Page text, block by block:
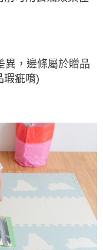
異，邊條屬於贈品
瑕疵唷)